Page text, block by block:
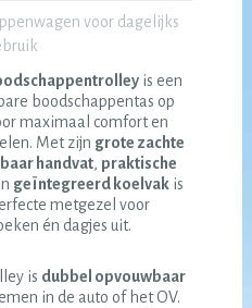
voor dagelijks
is een
boodschappentas op
maximaal comfort en
Met zijn grote zachte
handvat, praktische
geïntegreerd koelvakis
metgezel voor
én dagjes uit.
is dubbel opvouwbaar
in de auto of het OV.